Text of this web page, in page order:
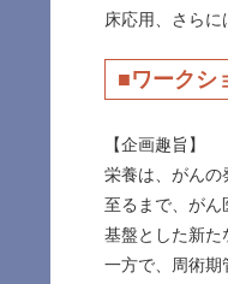
床応用、さら
■ワークシ
【企画趣旨】
栄養は、がんの
至るまで、がん
基盤とした新た
一方で、周術期